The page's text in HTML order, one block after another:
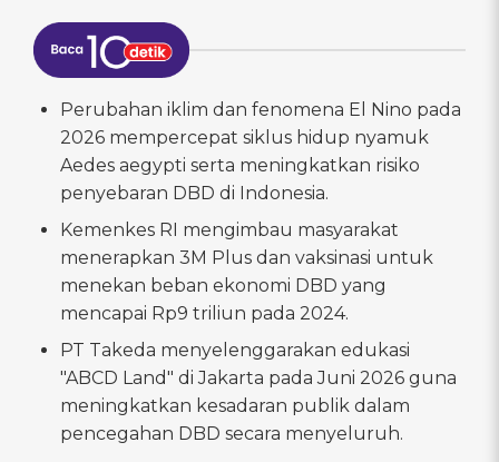
Perubahan iklim dan fenomena El Nino pada
2026 mempercepat siklus hidup nyamuk
Aedes aegypti serta meningkatkan risiko
penyebaran DBD di Indonesia.
Kemenkes RI mengimbau masyarakat
menerapkan 3M Plus dan vaksinasi untuk
menekan beban ekonomi DBD yang
mencapai Rp9 triliun pada 2024.
PT Takeda menyelenggarakan edukasi
"ABCD Land" di Jakarta pada Juni 2026 guna
meningkatkan kesadaran publik dalam
pencegahan DBD secara menyeluruh.